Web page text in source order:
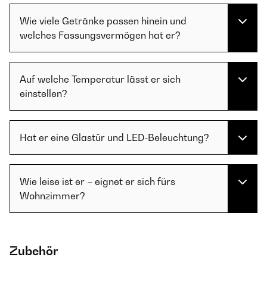
Wie viele Getränke passen hinein und
welches Fassungsvermögen hat er?
Auf welche Temperatur lässt er sich
einstellen?
Hat er eine Glastür und LED-Beleuchtung?
Wie leise ist er – eignet er sich fürs
Wohnzimmer?
Zubehör